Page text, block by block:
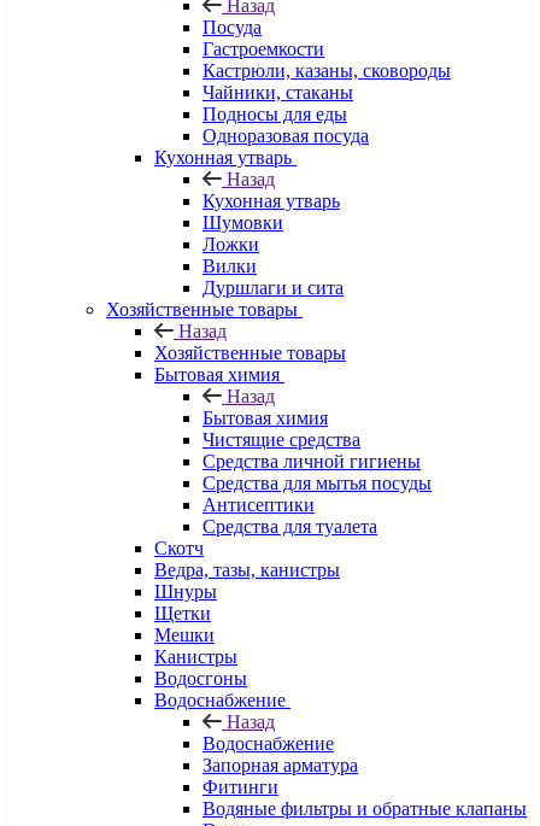
Назад
Посуда
Гастроемкости
Кастрюли, казаны, сковороды
Чайники, стаканы
Подносы для еды
Одноразовая посуда
Кухонная утварь
Назад
Кухонная утварь
Шумовки
Ложки
Вилки
Дуршлаги и сита
Хозяйственные товары
Назад
Хозяйственные товары
Бытовая химия
Назад
Бытовая химия
Чистящие средства
Средства личной гигиены
Средства для мытья посуды
Антисептики
Средства для туалета
Скотч
Ведра, тазы, канистры
Шнуры
Щетки
Мешки
Канистры
Водосгоны
Водоснабжение
Назад
Водоснабжение
Запорная арматура
Фитинги
Водяные фильтры и обратные клапаны